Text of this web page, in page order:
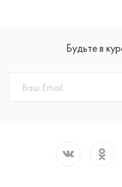
Будьте в